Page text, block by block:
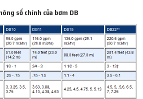
số chính của bơm DB